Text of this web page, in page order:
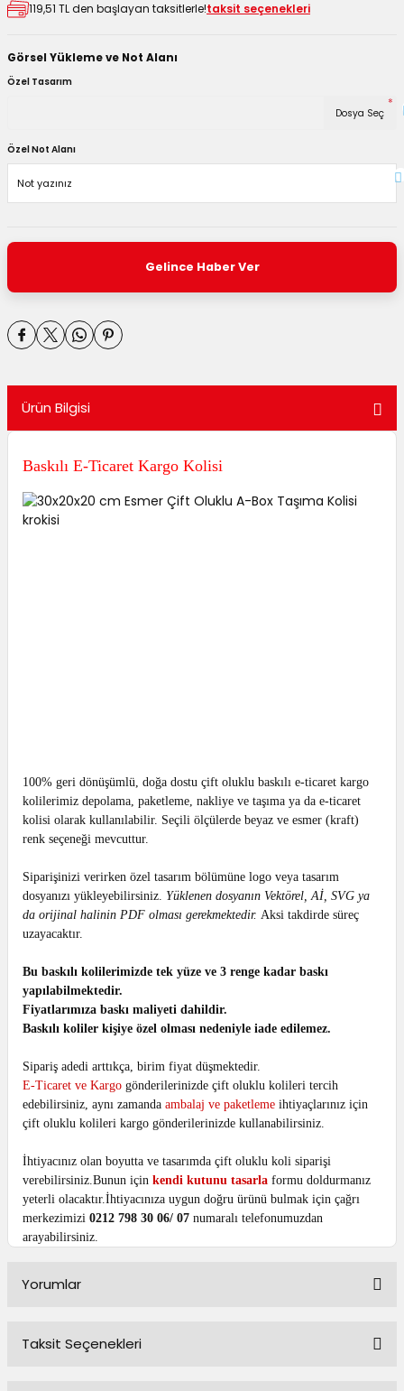
119,51 TL den başlayan taksitlerle!taksit seçenekleri
Görsel Yükleme ve Not Alanı
Özel Tasarım
Dosya Seç
*
Özel Not Alanı
Gelince Haber Ver
Ürün Bilgisi
Baskılı E-Ticaret Kargo Kolisi
100% geri dönüşümlü, doğa dostu çift oluklu baskılı e-ticaret kargo
kolilerimiz depolama, paketleme, nakliye ve taşıma ya da e-ticaret
kolisi olarak kullanılabilir. Seçili ölçülerde beyaz ve esmer (kraft)
renk seçeneği mevcuttur.
Siparişinizi verirken özel tasarım bölümüne logo veya tasarım
dosyanızı yükleyebilirsiniz. Yüklenen dosyanın Vektörel, Aİ, SVG ya
da orijinal halinin PDF olması gerekmektedir. Aksi takdirde süreç
uzayacaktır.
Bu baskılı kolilerimizde tek yüze ve 3 renge kadar baskı
yapılabilmektedir.
Fiyatlarımıza baskı maliyeti dahildir.
Baskılı koliler kişiye özel olması nedeniyle iade edilemez.
Sipariş adedi arttıkça, birim fiyat düşmektedir.
E-Ticaret ve Kargo gönderilerinizde çift oluklu kolileri tercih
edebilirsiniz, aynı zamanda ambalaj ve paketleme ihtiyaçlarınız için
çift oluklu kolileri kargo gönderilerinizde kullanabilirsiniz.
İhtiyacınız olan boyutta ve tasarımda çift oluklu koli siparişi
verebilirsiniz.Bunun için kendi kutunu tasarla formu doldurmanız
yeterli olacaktır.İhtiyacınıza uygun doğru ürünü bulmak için çağrı
merkezimizi 0212 798 30 06/ 07 numaralı telefonumuzdan
arayabilirsiniz.
Yorumlar
Taksit Seçenekleri